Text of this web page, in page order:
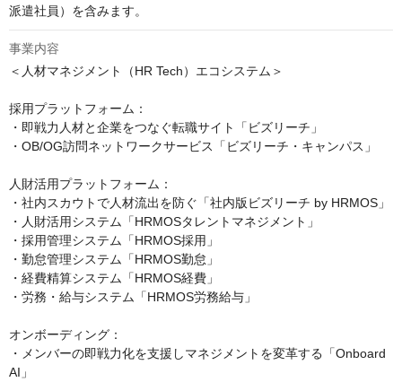
派遣社員）を含みます。
事業内容
＜人材マネジメント（HR Tech）エコシステム＞
採用プラットフォーム：
・即戦力人材と企業をつなぐ転職サイト「ビズリーチ」
・OB/OG訪問ネットワークサービス「ビズリーチ・キャンパス」
人財活用プラットフォーム：
・社内スカウトで人材流出を防ぐ「社内版ビズリーチ by HRMOS」
・人財活用システム「HRMOSタレントマネジメント」
・採用管理システム「HRMOS採用」
・勤怠管理システム「HRMOS勤怠」
・経費精算システム「HRMOS経費」
・労務・給与システム「HRMOS労務給与」
オンボーディング：
・メンバーの即戦力化を支援しマネジメントを変革する「Onboard
AI」